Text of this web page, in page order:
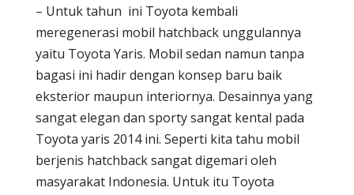
– Untuk tahun ini Toyota kembali
meregenerasi mobil hatchback unggulannya
yaitu Toyota Yaris. Mobil sedan namun tanpa
bagasi ini hadir dengan konsep baru baik
eksterior maupun interiornya. Desainnya yang
sangat elegan dan sporty sangat kental pada
Toyota yaris 2014 ini. Seperti kita tahu mobil
berjenis hatchback sangat digemari oleh
masyarakat Indonesia. Untuk itu Toyota